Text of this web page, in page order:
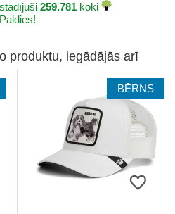
259.781 koki
Paldies!
produktu, iegādājās arī
BĒRNS